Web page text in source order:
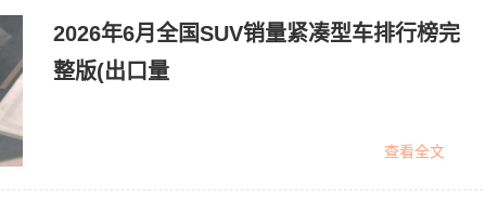
2026年6月全国SUV销量紧凑型车排行榜完
整版(出口量
查看全文